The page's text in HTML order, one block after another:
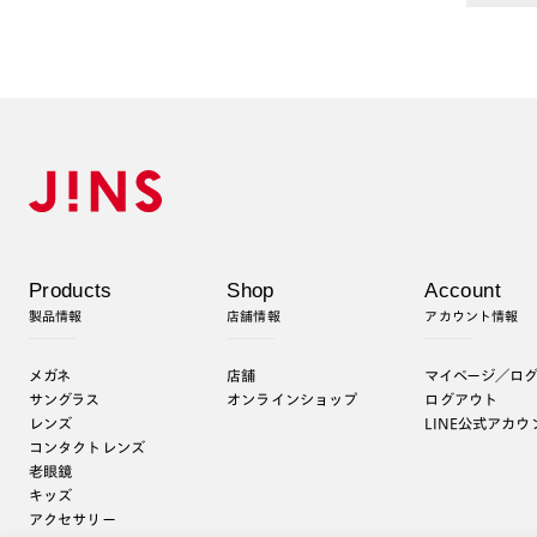
Products
製品情報
メガネ
サングラス
レンズ
コンタクトレンズ
老眼鏡
キッズ
アクセサリー
Shop
店舗情報
店舗
オンラインショップ
Account
アカウント情報
マイページ／ロ
ログアウト
LINE公式アカウ